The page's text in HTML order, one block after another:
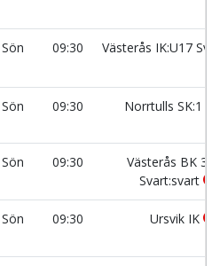
Sön 09:30 Västerås IK:U17
Sön 09:30 Norrtulls SK:1
Sön 09:30
Västerås BK 30
Svart:svart
Sön 09:30 Ursvik IK